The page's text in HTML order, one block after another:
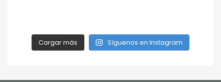
Cargar más Síguenos en Instagram